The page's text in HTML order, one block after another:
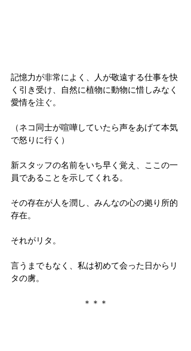
記憶力が非常によく、人が敬遠する仕事を快
く引き受け、自然に植物に動物に惜しみなく
愛情を注ぐ。
（ネコ同士が喧嘩していたら声をあげて本気
で怒りに行く）
新スタッフの名前をいち早く覚え、ここの一
員であることを示してくれる。
その存在が人を潤し、みんなの心の拠り所的
存在。
それがリタ。
言うまでもなく、私は初めて会った日からリ
タの虜。
＊＊＊